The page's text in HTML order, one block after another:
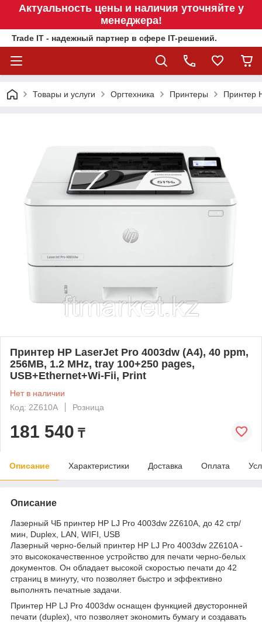
Актуальность цены и наличия уточняйте у
менеджера!
Trade IT - надежный партнер в сфере IT-решений.
Товары и услуги Оргтехника Принтеры Принтер
Принтер HP LaserJet Pro 4003dw (A4), 40 ppm,
256MB, 1.2 MHz, tray 100+250 pages,
USB+Ethernet+Wi-Fii, Print
Нет в наличии
Код: 2Z610A
Розница
181 540 ₸
Описание Характеристики Доставка Оплата
Описание
Лазерный ЧБ принтер HP LJ Pro 4003dw 2Z610A, до 42 стр/
мин, Duplex, LAN, WIFI, USB
Лазерный черно-белый принтер HP LJ Pro 4003dw 2Z610A -
это высококачественное устройство для печати черно-белых
документов. Он обладает высокой скоростью печати до 42
страниц в минуту, что позволяет быстро и эффективно
выполнять печатные задачи.
Принтер HP LJ Pro 4003dw оснащен функцией двусторонней
печати (duplex), что позволяет экономить бумагу и создавать